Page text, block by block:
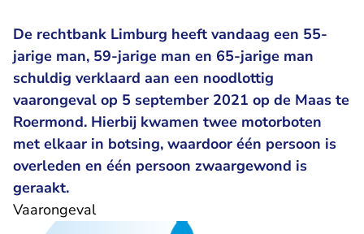
De rechtbank Limburg heeft vandaag een 55-
jarige man, 59-jarige man en 65-jarige man
schuldig verklaard aan een noodlottig
vaarongeval op 5 september 2021 op de Maas te
Roermond. Hierbij kwamen twee motorboten
met elkaar in botsing, waardoor één persoon is
overleden en één persoon zwaargewond is
geraakt.
Vaarongeval